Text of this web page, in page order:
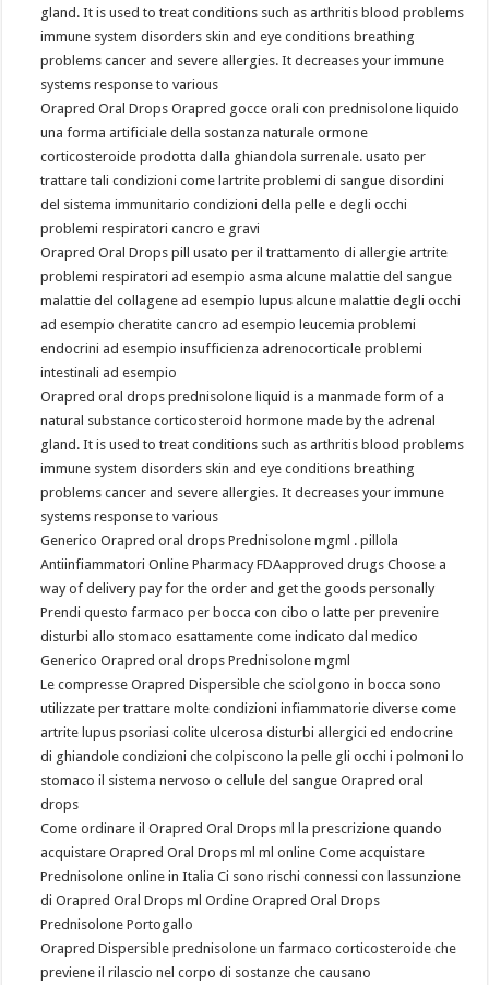
gland. It is used to treat conditions such as arthritis blood problems
immune system disorders skin and eye conditions breathing
problems cancer and severe allergies. It decreases your immune
systems response to various
Orapred Oral Drops Orapred gocce orali con prednisolone liquido
una forma artificiale della sostanza naturale ormone
corticosteroide prodotta dalla ghiandola surrenale. usato per
trattare tali condizioni come lartrite problemi di sangue disordini
del sistema immunitario condizioni della pelle e degli occhi
problemi respiratori cancro e gravi
Orapred Oral Drops pill usato per il trattamento di allergie artrite
problemi respiratori ad esempio asma alcune malattie del sangue
malattie del collagene ad esempio lupus alcune malattie degli occhi
ad esempio cheratite cancro ad esempio leucemia problemi
endocrini ad esempio insufficienza adrenocorticale problemi
intestinali ad esempio
Orapred oral drops prednisolone liquid is a manmade form of a
natural substance corticosteroid hormone made by the adrenal
gland. It is used to treat conditions such as arthritis blood problems
immune system disorders skin and eye conditions breathing
problems cancer and severe allergies. It decreases your immune
systems response to various
Generico Orapred oral drops Prednisolone mgml . pillola
Antiinfiammatori Online Pharmacy FDAapproved drugs Choose a
way of delivery pay for the order and get the goods personally
Prendi questo farmaco per bocca con cibo o latte per prevenire
disturbi allo stomaco esattamente come indicato dal medico
Generico Orapred oral drops Prednisolone mgml
Le compresse Orapred Dispersible che sciolgono in bocca sono
utilizzate per trattare molte condizioni infiammatorie diverse come
artrite lupus psoriasi colite ulcerosa disturbi allergici ed endocrine
di ghiandole condizioni che colpiscono la pelle gli occhi i polmoni lo
stomaco il sistema nervoso o cellule del sangue Orapred oral
drops
Come ordinare il Orapred Oral Drops ml la prescrizione quando
acquistare Orapred Oral Drops ml ml online Come acquistare
Prednisolone online in Italia Ci sono rischi connessi con lassunzione
di Orapred Oral Drops ml Ordine Orapred Oral Drops
Prednisolone Portogallo
Orapred Dispersible prednisolone un farmaco corticosteroide che
previene il rilascio nel corpo di sostanze che causano